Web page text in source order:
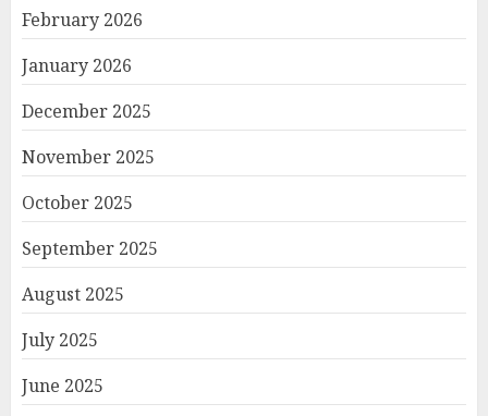
February 2026
January 2026
December 2025
November 2025
October 2025
September 2025
August 2025
July 2025
June 2025